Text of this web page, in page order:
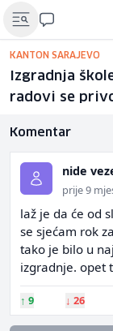
KANTON SARAJEVO
Izgradnja
radovi se
Komentar
nide
prije 9
laž je da će od
se sjećam rok
tako je bilo u
izgradnje. opet
↑ 9 ↓ 26